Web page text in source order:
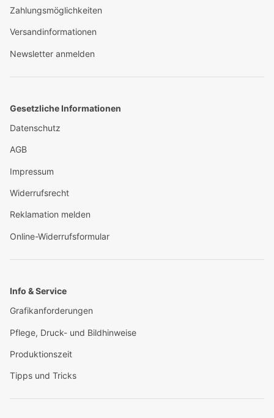
Zahlungsmöglichkeiten
Versandinformationen
Newsletter anmelden
Gesetzliche Informationen
Datenschutz
AGB
Impressum
Widerrufsrecht
Reklamation melden
Online-Widerrufsformular
Info & Service
Grafikanforderungen
Pflege, Druck- und Bildhinweise
Produktionszeit
Tipps und Tricks